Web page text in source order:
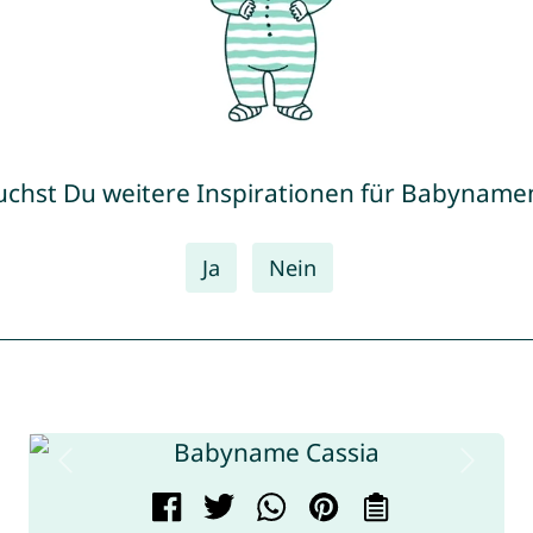
Du weitere Inspirationen für
Ja Nein